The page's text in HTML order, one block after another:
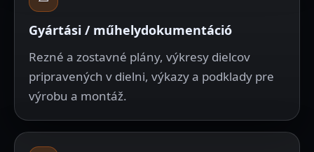
Gyártási / műhelydokumentáció
Rezné a zostavné plány, výkresy dielcov
pripravených v dielni, výkazy a podklady pre
výrobu a montáž.